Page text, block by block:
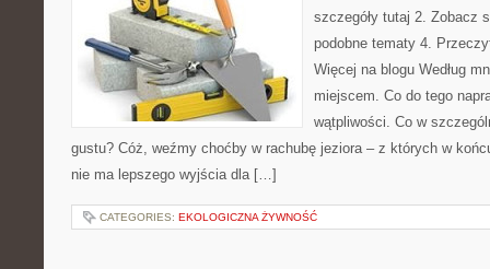
szczegóły tutaj 2. Zobacz
podobne tematy 4.
Więcej na blogu Według
miejscem. Co do tego
wątpliwości. Co w
gustu? Cóż, weźmy choćby w rachubę jeziora – z których w
nie ma lepszego wyjścia dla […]
CATEGORIES: EKOLOGICZNA ŻYWNOŚĆ